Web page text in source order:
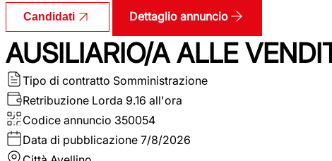
Candidati Dettaglio annuncio
AUSILIARIO/A ALLE
Tipo di contratto Somministrazione
Retribuzione Lorda 9.16 all'ora
Codice annuncio 350054
Data di pubblicazione 7/8/2026